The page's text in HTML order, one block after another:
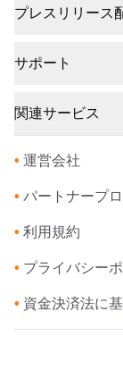
プレスリリース
サポート
関連サービス
• 運営会社
• パートナープ
• 利用規約
• プライバシー
• 資金決済法に